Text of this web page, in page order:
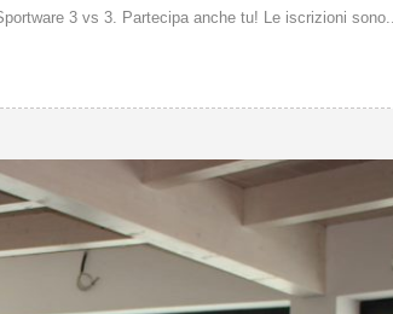
3 vs 3. Partecipa anche tu! Le iscrizioni sono...